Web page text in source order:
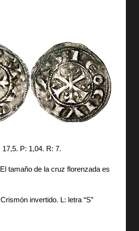
P: 1,04. R: 7.
tamaño de la cruz florenzada es
invertido. L: letra “S”